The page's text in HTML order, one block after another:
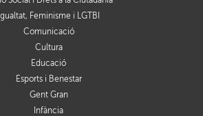
Igualtat, Feminisme i LGTBI
Comunicació
Cultura
Educació
Esports i Benestar
Gent Gran
Infància